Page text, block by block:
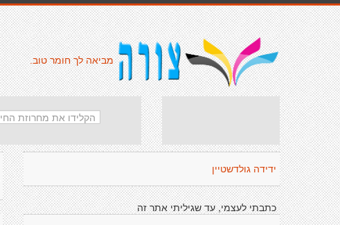
מביאה לך חומר טוב.
ידידה גולדשטיין
כתבתי לעצמי, עד שגיליתי אתר זה